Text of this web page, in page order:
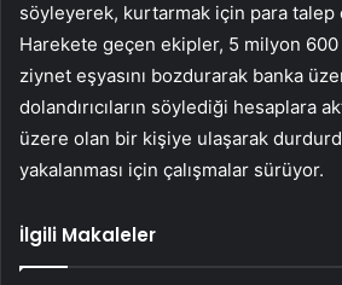
söyleyerek, kurtarmak için para
Harekete geçen ekipler, 5 milyon
ziynet eşyasını bozdurarak banka
dolandırıcıların söylediği hesaplara
üzere olan bir kişiye ulaşarak
yakalanması için çalışmalar sürüyor.
İlgili Makaleler